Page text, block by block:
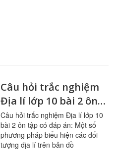
Câu hỏi trắc nghiệm
Địa lí lớp 10 bài 2 ôn
tập: Một số phương
pháp biểu hiện các
đối tượng địa lí trên
Câu hỏi trắc nghiệm Địa lí lớp 10
bài 2 ôn tập có đáp án: Một số
phương pháp biểu hiện các đối
tượng địa lí trên bản đồ